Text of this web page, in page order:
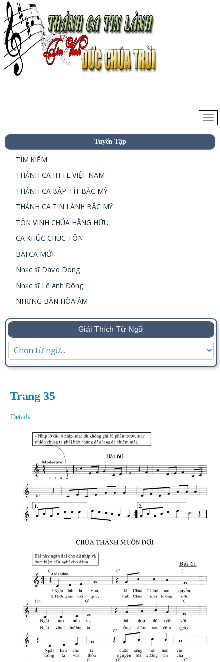
Tuyển Tập
TÌM KIẾM
THÁNH CA HTTL VIỆT NAM
THÁNH CA BÁP-TÍT BẮC MỸ
THÁNH CA TIN LÀNH BẮC MỸ
TÔN VINH CHÚA HẰNG HỮU
CA KHÚC CHÚC TÔN
BÀI CA MỚI
Nhạc sĩ David Dong
Nhạc sĩ Lê Anh Đông
NHỮNG BẢN HÒA ÂM
Giải Thích Từ Ngữ
Trang 35
Details